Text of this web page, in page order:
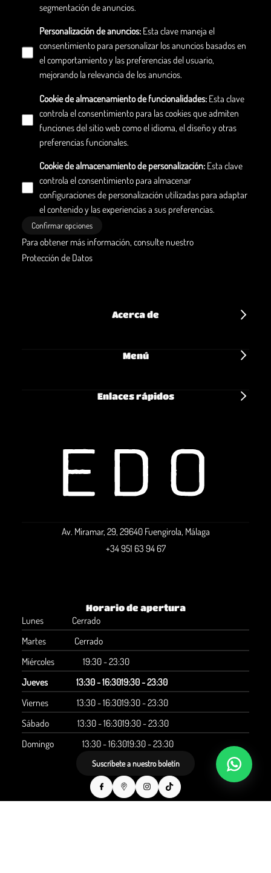
segmentación de anuncios.
Personalización de anuncios: Esta clave maneja el
consentimiento para personalizar los anuncios basados en
el comportamiento y las preferencias del usuario,
mejorando la relevancia de los anuncios.
Cookie de almacenamiento de funcionalidades: Esta clave
controla el consentimiento para las cookies que admiten
funciones del sitio web como el idioma, el diseño y otras
preferencias funcionales.
Cookie de almacenamiento de personalización: Esta clave
controla el consentimiento para almacenar
configuraciones de personalización utilizadas para adaptar
el contenido y las experiencias a sus preferencias.
Confirmar opciones
Para obtener más información, consulte nuestro
Protección de Datos
Acerca de
Menú
Enlaces rápidos
Av. Miramar, 29, 29640 Fuengirola, Málaga
+34 951 63 94 67
Horario de apertura
Lunes
Cerrado
Martes
Cerrado
Miércoles
19:30 - 23:30
Jueves
13:30 - 16:3019:30 - 23:30
Viernes
13:30 - 16:3019:30 - 23:30
Sábado
13:30 - 16:3019:30 - 23:30
Domingo
13:30 - 16:3019:30 - 23:30
Suscríbete a nuestro boletín